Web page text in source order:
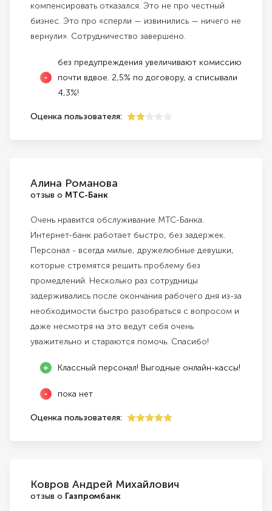
компенсировать отказался. Это не про честный
бизнес. Это про «сперли — извинились — ничего не
вернули». Сотрудничество завершено.
без предупреждения увеличивают комиссию
почти вдвое. 2,5% по договору, а списывали
4,3%!
Оценка пользователя:
Алина Романова
отзыв о МТС-Банк
Очень нравится обслуживание МТС-Банка.
Интернет-банк работает быстро, без задержек.
Персонал - всегда милые, дружелюбные девушки,
которые стремятся решить проблему без
промедлений. Несколько раз сотрудницы
задерживались после окончания рабочего дня из-за
необходимости быстро разобраться с вопросом и
даже несмотря на это ведут себя очень
уважительно и стараются помочь. Спасибо!
Классный персонал! Выгодные онлайн-кассы!
пока нет
Оценка пользователя:
Ковров Андрей Михайлович
отзыв о Газпромбанк